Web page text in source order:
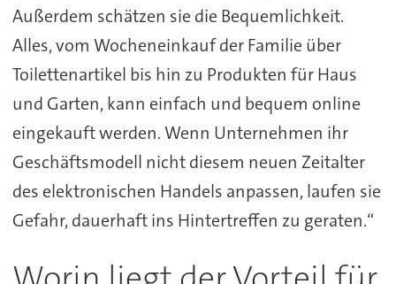
Außerdem schätzen sie die Bequemlichkeit.
Alles, vom Wocheneinkauf der Familie über
Toilettenartikel bis hin zu Produkten für Haus
und Garten, kann einfach und bequem online
eingekauft werden. Wenn Unternehmen ihr
Geschäftsmodell nicht diesem neuen Zeitalter
des elektronischen Handels anpassen, laufen sie
Gefahr, dauerhaft ins Hintertreffen zu geraten.“